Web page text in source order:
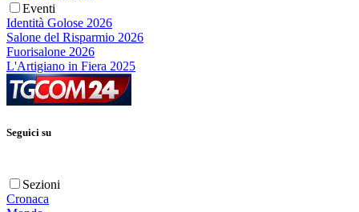
Eventi
Identità Golose 2026
Salone del Risparmio 2026
Fuorisalone 2026
L'Artigiano in Fiera 2025
Seguici su
Sezioni
Cronaca